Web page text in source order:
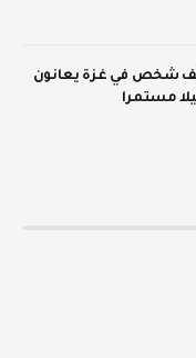
الفلسطيني: 42 ألف شخص في غزة يعانون
مستمرا